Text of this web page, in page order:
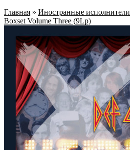
Главная » Иностранные исполнители
Boxset Volume Three (9Lp)